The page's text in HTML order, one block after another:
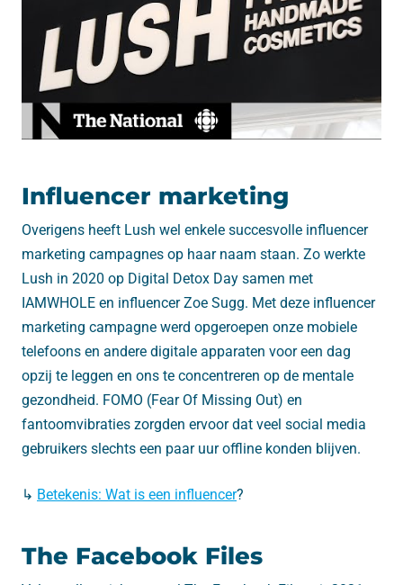
Influencer marketing
Overigens heeft Lush wel enkele succesvolle influencer
marketing campagnes op haar naam staan. Zo werkte
Lush in 2020 op Digital Detox Day samen met
IAMWHOLE en influencer Zoe Sugg. Met deze influencer
marketing campagne werd opgeroepen onze mobiele
telefoons en andere digitale apparaten voor een dag
opzij te leggen en ons te concentreren op de mentale
gezondheid. FOMO (Fear Of Missing Out) en
fantoomvibraties zorgden ervoor dat veel social media
gebruikers slechts een paar uur offline konden blijven.
↳ Betekenis: Wat is een influencer?
The Facebook Files